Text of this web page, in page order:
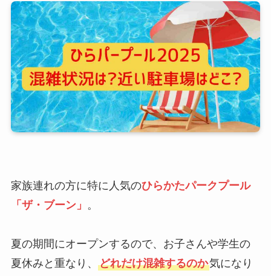
家族連れの方に特に人気のひらかたパークプール
「ザ・ブーン」 。
夏の期間にオープンするので、お子さんや学生の
夏休みと重なり、 どれだけ混雑するのか気になり